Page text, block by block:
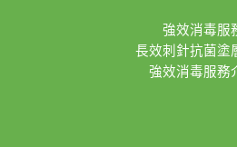
強效消毒服
長效刺針抗菌塗
強效消毒服務